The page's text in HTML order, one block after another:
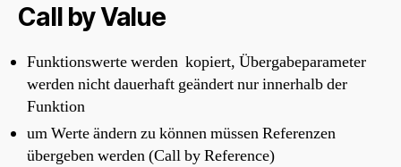
Call by Value
Funktionswerte werden kopiert, Übergabeparameter
werden nicht dauerhaft geändert nur innerhalb der
Funktion
um Werte ändern zu können müssen Referenzen
übergeben werden (Call by Reference)